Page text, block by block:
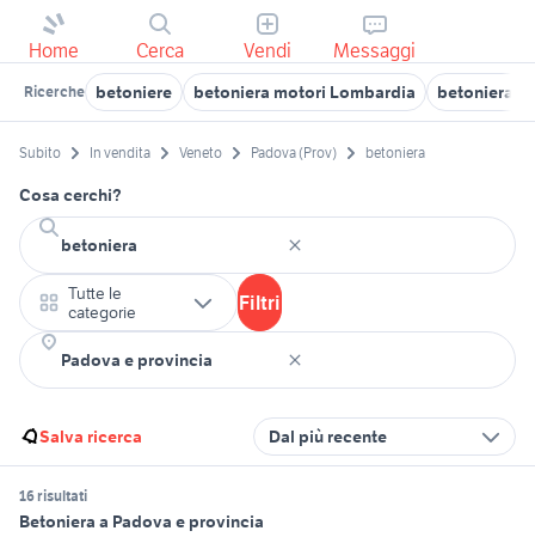
Home Cerca Vendi Messaggi
Ricerche betoniere betoniera motori Lombardia betoniera
Subito In vendita Veneto Padova (Prov) betoniera
Cosa cerchi?
Tutte le
categorie
Filtri
Salva ricerca Dal più recente
16 risultati
Betoniera a Padova e provincia